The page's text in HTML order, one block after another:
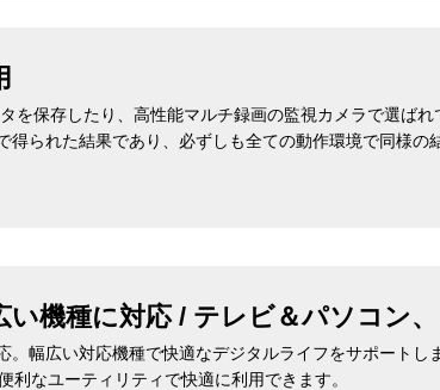
を保存したり、高性能マルチ録画の監視カメラで選ばれ
られた結果であり、必ずしも全ての動作環境で同様の
機種に対応 / テレビ＆パソコン
幅広い対応機種で快適なデジタルライフをサポートし
なユーティリティで快適に利用できます。